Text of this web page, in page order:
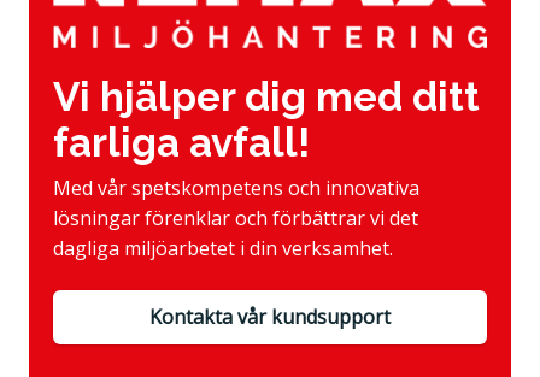
Vi hjälper dig med ditt
farliga avfall!
Med vår spetskompetens och innovativa
lösningar förenklar och förbättrar vi det
dagliga miljöarbetet i din verksamhet.
Kontakta vår kundsupport